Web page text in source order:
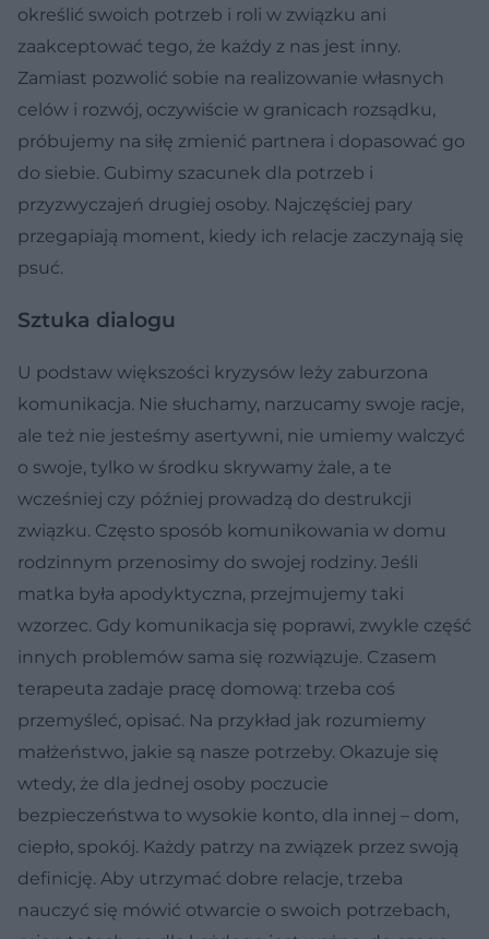
określić swoich potrzeb i roli w związku ani
zaakceptować tego, że każdy z nas jest inny.
Zamiast pozwolić sobie na realizowanie własnych
celów i rozwój, oczywiście w granicach rozsądku,
próbujemy na siłę zmienić partnera i dopasować go
do siebie. Gubimy szacunek dla potrzeb i
przyzwyczajeń drugiej osoby. Najczęściej pary
przegapiają moment, kiedy ich relacje zaczynają się
psuć.
Sztuka dialogu
U podstaw większości kryzysów leży zaburzona
komunikacja. Nie słuchamy, narzucamy swoje racje,
ale też nie jesteśmy asertywni, nie umiemy walczyć
o swoje, tylko w środku skrywamy żale, a te
wcześniej czy później prowadzą do destrukcji
związku. Często sposób komunikowania w domu
rodzinnym przenosimy do swojej rodziny. Jeśli
matka była apodyktyczna, przejmujemy taki
wzorzec. Gdy komunikacja się poprawi, zwykle część
innych problemów sama się rozwiązuje. Czasem
terapeuta zadaje pracę domową: trzeba coś
przemyśleć, opisać. Na przykład jak rozumiemy
małżeństwo, jakie są nasze potrzeby. Okazuje się
wtedy, że dla jednej osoby poczucie
bezpieczeństwa to wysokie konto, dla innej – dom,
ciepło, spokój. Każdy patrzy na związek przez swoją
definicję. Aby utrzymać dobre relacje, trzeba
nauczyć się mówić otwarcie o swoich potrzebach,